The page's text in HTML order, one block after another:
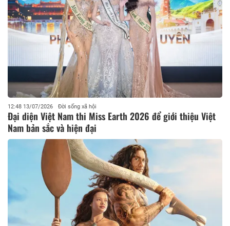
12:48 13/07/2026 Đời sống xã hội
Đại diện Việt Nam thi Miss Earth 2026 để giới thiệu Việt
Nam bản sắc và hiện đại